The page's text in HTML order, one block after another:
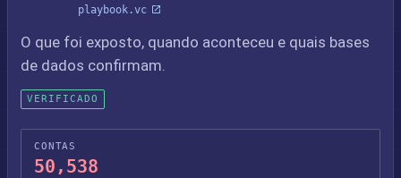
playbook.vc
O que foi exposto, quando aconteceu e quais bases
de dados confirmam.
VERIFICADO
CONTAS
50,538